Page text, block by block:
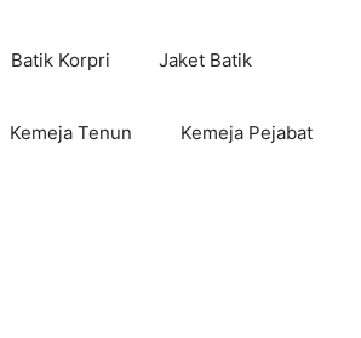
Batik Korpri Jaket Batik
Kemeja Tenun Kemeja Pejabat